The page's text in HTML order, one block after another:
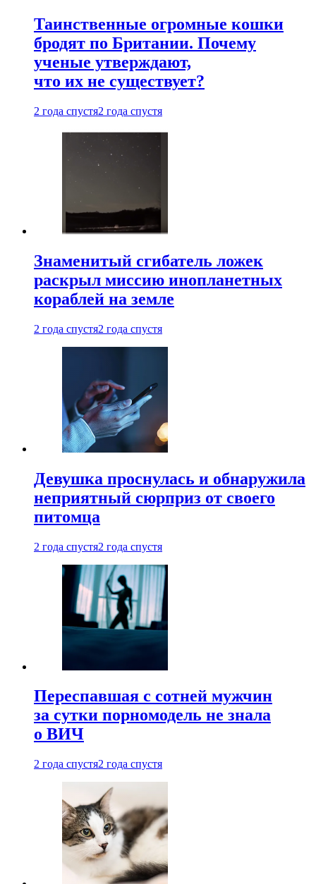
Таинственные огромные кошки
бродят по Британии. Почему
ученые утверждают,
что их не существует?
2 года спустя2 года спустя
Знаменитый сгибатель ложек
раскрыл миссию инопланетных
кораблей на земле
2 года спустя2 года спустя
Девушка проснулась и обнаружила
неприятный сюрприз от своего
питомца
2 года спустя2 года спустя
Переспавшая с сотней мужчин
за сутки порномодель не знала
о ВИЧ
2 года спустя2 года спустя